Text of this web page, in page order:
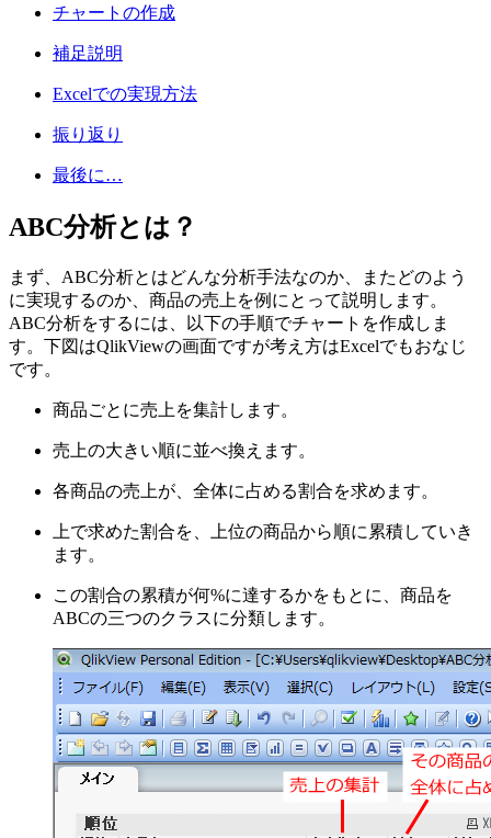
チャートの作成
補足説明
Excelでの実現方法
振り返り
最後に…
ABC分析とは？
まず、ABC分析とはどんな分析手法なのか、またどのよう
に実現するのか、商品の売上を例にとって説明します。
ABC分析をするには、以下の手順でチャートを作成しま
す。下図はQlikViewの画面ですが考え方はExcelでもおなじ
です。
商品ごとに売上を集計します。
売上の大きい順に並べ換えます。
各商品の売上が、全体に占める割合を求めます。
上で求めた割合を、上位の商品から順に累積していき
ます。
この割合の累積が何%に達するかをもとに、商品を
ABCの三つのクラスに分類します。